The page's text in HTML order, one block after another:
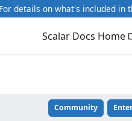
details on what's included in
Scalar Docs Home
Community